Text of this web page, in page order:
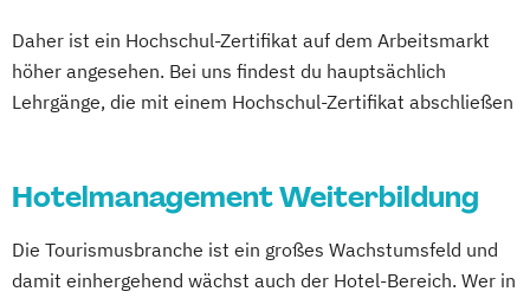
Daher ist ein Hochschul-Zertifikat auf dem Arbeitsmarkt
höher angesehen. Bei uns findest du hauptsächlich
Lehrgänge, die mit einem Hochschul-Zertifikat abschließen
Hotelmanagement Weiterbildung
Die Tourismusbranche ist ein großes Wachstumsfeld und
damit einhergehend wächst auch der Hotel-Bereich. Wer in